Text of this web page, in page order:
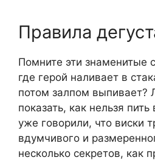
Правила
Помните эти знаменитые
где герой наливает в
потом залпом выпивает?
показать, как нельзя
уже говорили, что виски
вдумчивого и
несколько секретов, как